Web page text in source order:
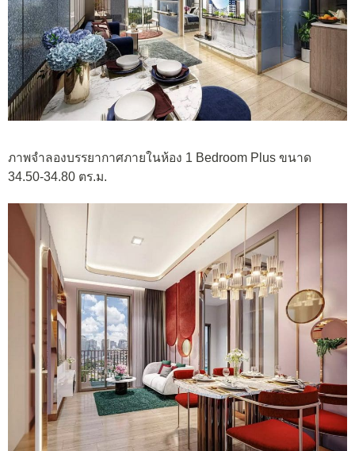
ภาพจำลองบรรยากาศภายในห้อง 1 Bedroom Plus ขนาด
34.50-34.80 ตร.ม.